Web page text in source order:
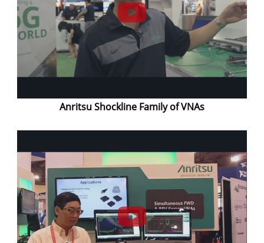
Anritsu Shockline Family of VNAs